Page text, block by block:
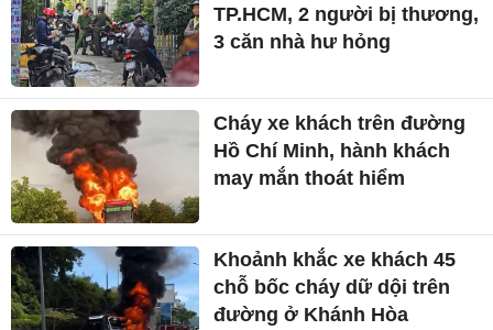
TP.HCM, 2 người bị thương,
3 căn nhà hư hỏng
Cháy xe khách trên đường
Hồ Chí Minh, hành khách
may mắn thoát hiểm
Khoảnh khắc xe khách 45
chỗ bốc cháy dữ dội trên
đường ở Khánh Hòa